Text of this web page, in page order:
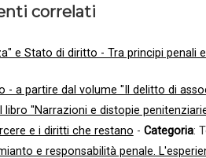
correlati
e Stato di diritto - Tra principi penali
- a partire dal volume "Il delitto di
libro "Narrazioni e distopie
e i diritti che restano - Categoria:
e responsabilità penale.